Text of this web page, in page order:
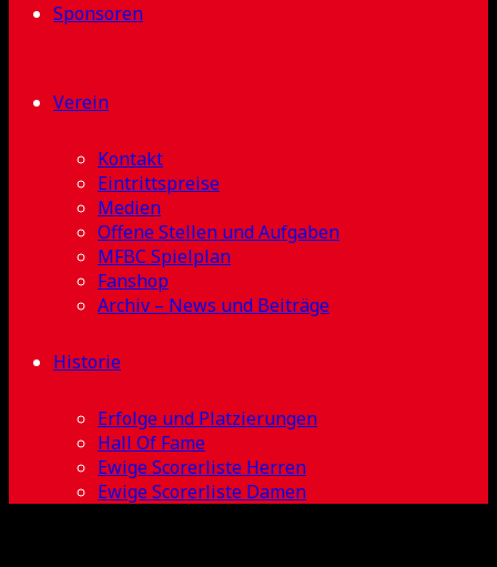
Sponsoren
Verein
Kontakt
Eintrittspreise
Medien
Offene Stellen und Aufgaben
MFBC Spielplan
Fanshop
Archiv – News und Beiträge
Historie
Erfolge und Platzierungen
Hall Of Fame
Ewige Scorerliste Herren
Ewige Scorerliste Damen